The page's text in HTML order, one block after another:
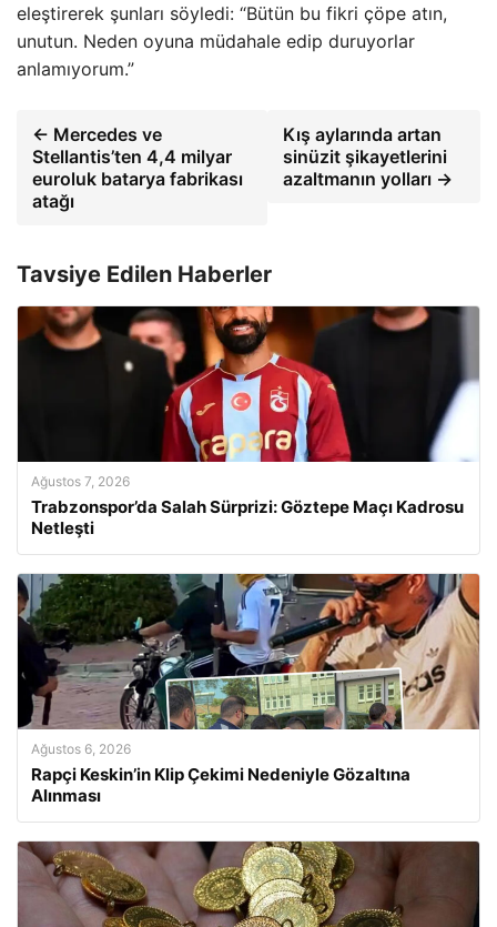
eleştirerek şunları söyledi: “Bütün bu fikri çöpe atın,
unutun. Neden oyuna müdahale edip duruyorlar
anlamıyorum.”
← Mercedes ve
Stellantis’ten 4,4 milyar
euroluk batarya fabrikası
atağı
Kış aylarında artan
sinüzit şikayetlerini
azaltmanın yolları →
Tavsiye Edilen Haberler
Ağustos 7, 2026
Trabzonspor’da Salah Sürprizi: Göztepe Maçı Kadrosu
Netleşti
Ağustos 6, 2026
Rapçi Keskin’in Klip Çekimi Nedeniyle Gözaltına
Alınması